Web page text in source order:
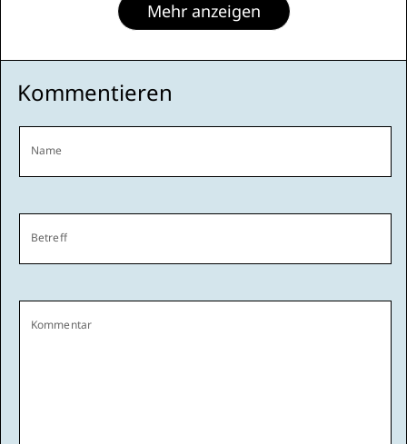
Mehr anzeigen
Kommentieren
Name
Betreff
Kommentar